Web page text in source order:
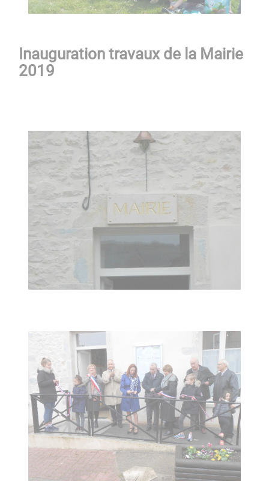
Inauguration travaux de la Mairie
2019